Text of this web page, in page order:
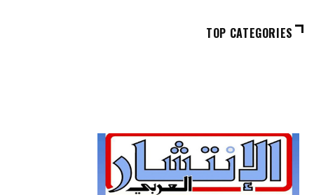
TOP CATEGORIES